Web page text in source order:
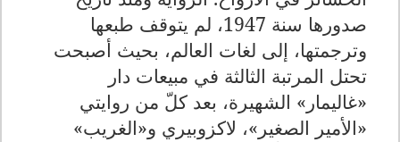
صدورها سنة 1947، لم يتوقف طبعها
وترجمتها، إلى لغات العالم، بحيث أصبحت
تحتل المرتبة الثالثة في مبيعات دار
«غاليمار» الشهيرة، بعد كلّ من روايتي
«الأمير الصغير»، لاكزوبيري و«الغريب»